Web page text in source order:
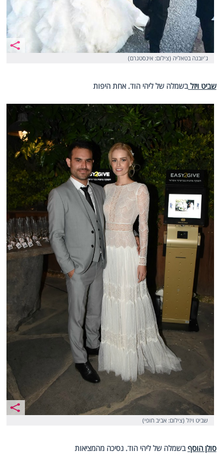
ג'יובנה בטאליה (צילום: אינסטגרם)
שביט ויזלבשמלה של ליהי הוד. אחת היפות
שביט ויזל (צילום: אביב חופי)
סולן הוסףבשמלה של ליהי הוד. נסיכה מהמציאות